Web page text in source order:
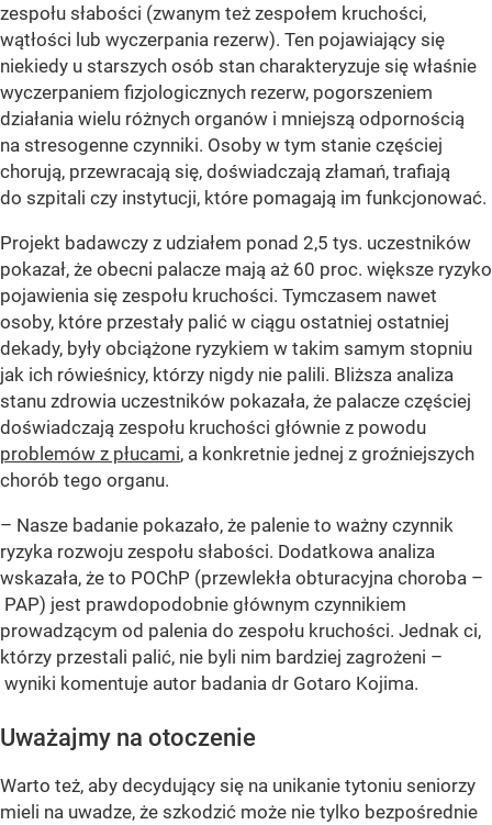
zespołu słabości (zwanym też zespołem kruchości,
wątłości lub wyczerpania rezerw). Ten pojawiający się
niekiedy u starszych osób stan charakteryzuje się właśnie
wyczerpaniem fizjologicznych rezerw, pogorszeniem
działania wielu różnych organów i mniejszą odpornością
na stresogenne czynniki. Osoby w tym stanie częściej
chorują, przewracają się, doświadczają złamań, trafiają
do szpitali czy instytucji, które pomagają im funkcjonować.
Projekt badawczy z udziałem ponad 2,5 tys. uczestników
pokazał, że obecni palacze mają aż 60 proc. większe ryzyko
pojawienia się zespołu kruchości. Tymczasem nawet
osoby, które przestały palić w ciągu ostatniej ostatniej
dekady, były obciążone ryzykiem w takim samym stopniu
jak ich rówieśnicy, którzy nigdy nie palili. Bliższa analiza
stanu zdrowia uczestników pokazała, że palacze częściej
doświadczają zespołu kruchości głównie z powodu
problemów z płucami, a konkretnie jednej z groźniejszych
chorób tego organu.
– Nasze badanie pokazało, że palenie to ważny czynnik
ryzyka rozwoju zespołu słabości. Dodatkowa analiza
wskazała, że to POChP (przewlekła obturacyjna choroba –
PAP) jest prawdopodobnie głównym czynnikiem
prowadzącym od palenia do zespołu kruchości. Jednak ci,
którzy przestali palić, nie byli nim bardziej zagrożeni –
wyniki komentuje autor badania dr Gotaro Kojima.
Uważajmy na otoczenie
Warto też, aby decydujący się na unikanie tytoniu seniorzy
mieli na uwadze, że szkodzić może nie tylko bezpośrednie